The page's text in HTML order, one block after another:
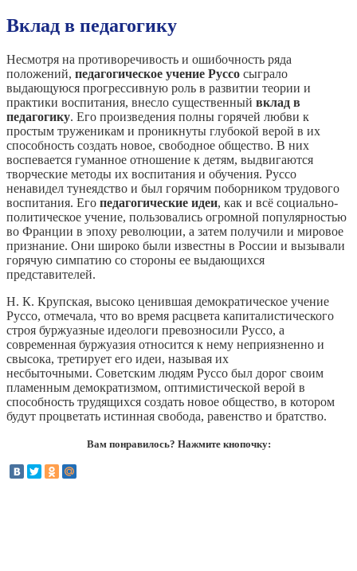
Вклад в педагогику
Несмотря на противоречивость и ошибочность ряда
положений, педагогическое учение Руссо сыграло
выдающуюся прогрессивную роль в развитии теории и
практики воспитания, внесло существенный вклад в
педагогику. Его произведения полны горячей любви к
простым труженикам и проникнуты глубокой верой в их
способность создать новое, свободное общество. В них
воспевается гуманное отношение к детям, выдвигаются
творческие методы их воспитания и обучения. Руссо
ненавидел тунеядство и был горячим поборником трудового
воспитания. Его педагогические идеи, как и всё социально-
политическое учение, пользовались огромной популярностью
во Франции в эпоху революции, а затем получили и мировое
признание. Они широко были известны в России и вызывали
горячую симпатию со стороны ее выдающихся
представителей.
Н. К. Крупская, высоко ценившая демократическое учение
Руссо, отмечала, что во время расцвета капиталистического
строя буржуазные идеологи превозносили Руссо, а
современная буржуазия относится к нему неприязненно и
свысока, третирует его идеи, называя их
несбыточными. Советским людям Руссо был дорог своим
пламенным демократизмом, оптимистической верой в
способность трудящихся создать новое общество, в котором
будут процветать истинная свобода, равенство и братство.
Вам понравилось? Нажмите кнопочку: